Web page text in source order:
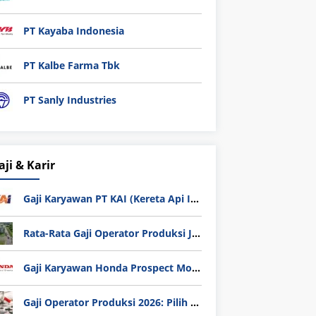
PT Kayaba Indonesia
PT Kalbe Farma Tbk
PT Sanly Industries
& Karir
Gaji Karyawan PT KAI (Kereta Api Indonesia) Update 2025
Rata-Rata Gaji Operator Produksi Jabodetabek 2025: Bedah Tuntas UMK, Lemburan, dan Realita Hidup Buruh
Gaji Karyawan Honda Prospect Motor Semua Divisi
Gaji Operator Produksi 2026: Pilih PT Astra Honda Motor (AHM) atau Manufaktur di Jepang?